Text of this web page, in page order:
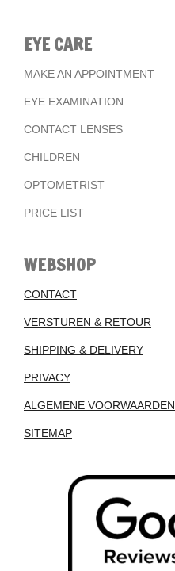
EYE CARE
MAKE AN APPOINTMENT
EYE EXAMINATION
CONTACT LENSES
CHILDREN
OPTOMETRIST
PRICE LIST
WEBSHOP
CONTACT
VERSTUREN & RETOUR
SHIPPING & DELIVERY
PRIVACY
ALGEMENE VOORWAARDEN
SITEMAP